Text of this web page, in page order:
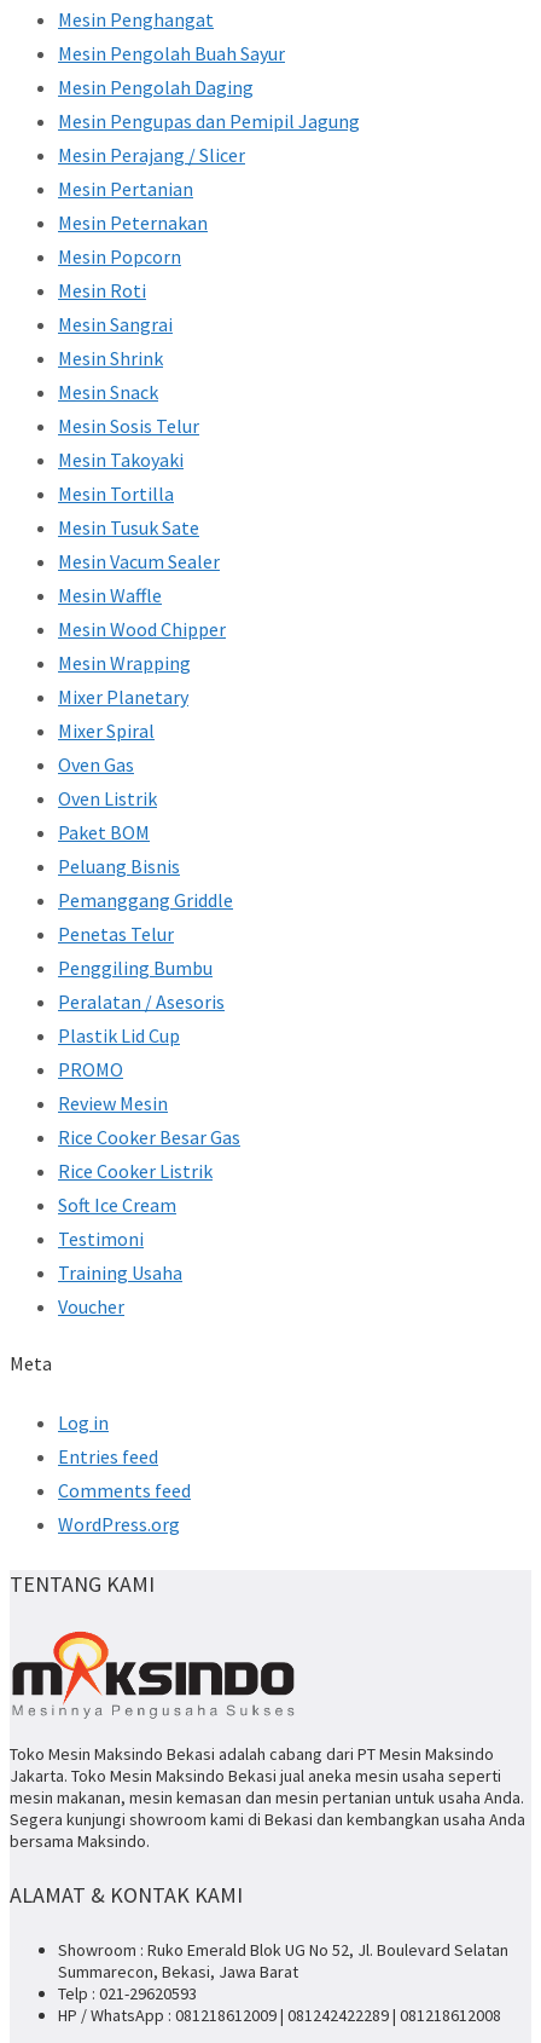
Mesin Penghangat
Mesin Pengolah Buah Sayur
Mesin Pengolah Daging
Mesin Pengupas dan Pemipil Jagung
Mesin Perajang / Slicer
Mesin Pertanian
Mesin Peternakan
Mesin Popcorn
Mesin Roti
Mesin Sangrai
Mesin Shrink
Mesin Snack
Mesin Sosis Telur
Mesin Takoyaki
Mesin Tortilla
Mesin Tusuk Sate
Mesin Vacum Sealer
Mesin Waffle
Mesin Wood Chipper
Mesin Wrapping
Mixer Planetary
Mixer Spiral
Oven Gas
Oven Listrik
Paket BOM
Peluang Bisnis
Pemanggang Griddle
Penetas Telur
Penggiling Bumbu
Peralatan / Asesoris
Plastik Lid Cup
PROMO
Review Mesin
Rice Cooker Besar Gas
Rice Cooker Listrik
Soft Ice Cream
Testimoni
Training Usaha
Voucher
Meta
Log in
Entries feed
Comments feed
WordPress.org
TENTANG KAMI
Toko Mesin Maksindo Bekasi adalah cabang dari PT Mesin Maksindo
Jakarta. Toko Mesin Maksindo Bekasi jual aneka mesin usaha seperti
mesin makanan, mesin kemasan dan mesin pertanian untuk usaha Anda.
Segera kunjungi showroom kami di Bekasi dan kembangkan usaha Anda
bersama Maksindo.
ALAMAT & KONTAK KAMI
Showroom : Ruko Emerald Blok UG No 52, Jl. Boulevard Selatan
Summarecon, Bekasi, Jawa Barat
Telp : 021-29620593
HP / WhatsApp : 081218612009 | 081242422289 | 081218612008